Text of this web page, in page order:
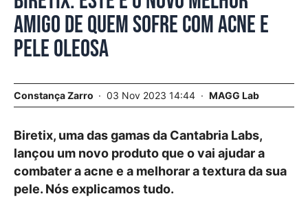
amigo de quem sofre com acne e
pele oleosa
Constança Zarro 03 Nov 2023 14:44 MAGG Lab
Biretix, uma das gamas da Cantabria Labs,
lançou um novo produto que o vai ajudar a
combater a acne e a melhorar a textura da sua
pele. Nós explicamos tudo.